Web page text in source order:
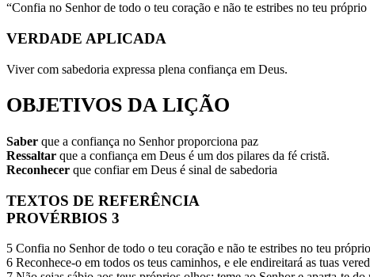
“Confia no Senhor de todo o teu coração e não te estribes no teu próprio
VERDADE APLICADA
Viver com sabedoria expressa plena confiança em Deus.
OBJETIVOS DA LIÇÃO
Saber que a confiança no Senhor proporciona paz
Ressaltar que a confiança em Deus é um dos pilares da fé cristã.
Reconhecer que confiar em Deus é sinal de sabedoria
TEXTOS DE REFERÊNCIA
PROVÉRBIOS 3
5 Confia no Senhor de todo o teu coração e não te estribes no teu
6 Reconhece-o em todos os teus caminhos, e ele endireitará as tuas